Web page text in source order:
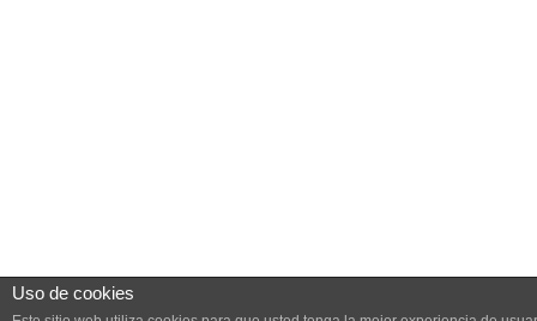
Uso de cookies